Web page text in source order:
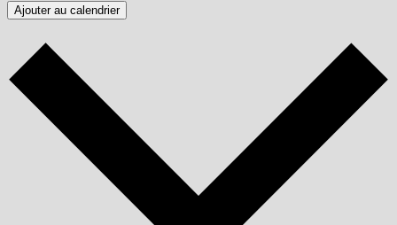
Ajouter au calendrier